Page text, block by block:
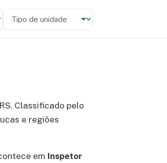
Classificado pelo
e regiões
em Inspetor